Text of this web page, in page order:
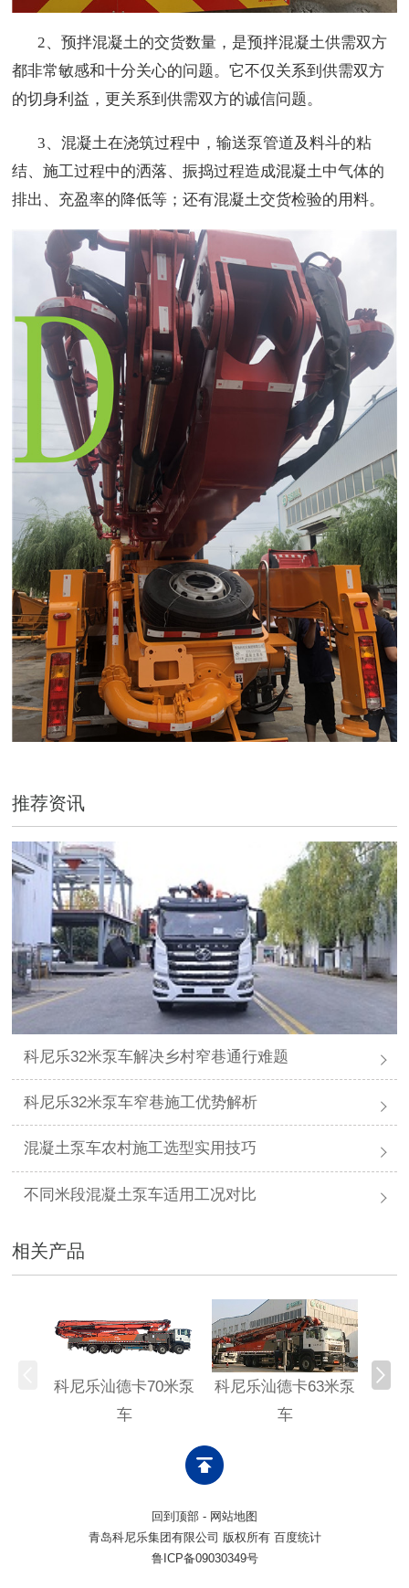
2、预拌混凝土的交货数量，是预拌混凝土供需双方
都非常敏感和十分关心的问题。它不仅关系到供需双方
的切身利益，更关系到供需双方的诚信问题。
3、混凝土在浇筑过程中，输送泵管道及料斗的粘
结、施工过程中的洒落、振捣过程造成混凝土中气体的
排出、充盈率的降低等；还有混凝土交货检验的用料。
推荐资讯
科尼乐32米泵车解决乡村窄巷通行难题
科尼乐32米泵车窄巷施工优势解析
混凝土泵车农村施工选型实用技巧
不同米段混凝土泵车适用工况对比
相关产品
科尼乐汕德卡70米泵
车
科尼乐汕德卡63米泵
车
科
回到顶部 - 网站地图
青岛科尼乐集团有限公司 版权所有 百度统计
鲁ICP备09030349号